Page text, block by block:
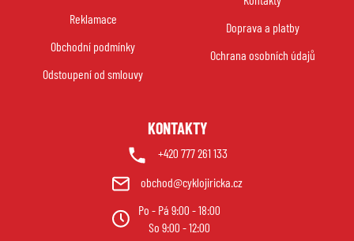
Reklamace
Obchodní podmínky
Odstoupení od smlouvy
Doprava a platby
Ochrana osobních údajů
KONTAKTY
+420 777 261 133
obchod@cyklojiricka.cz
Po - Pá 9:00 - 18:00
So 9:00 - 12:00